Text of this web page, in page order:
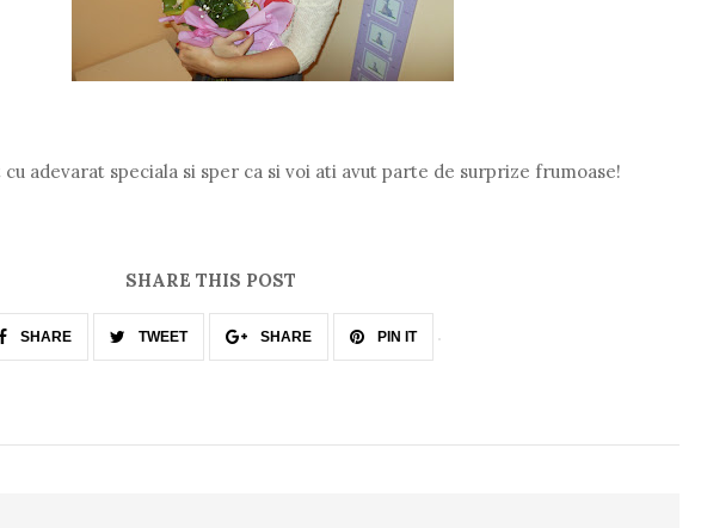
cu adevarat speciala si sper ca si voi ati avut parte de surprize frumoase!
SHARE THIS POST
SHARE TWEET SHARE PIN IT